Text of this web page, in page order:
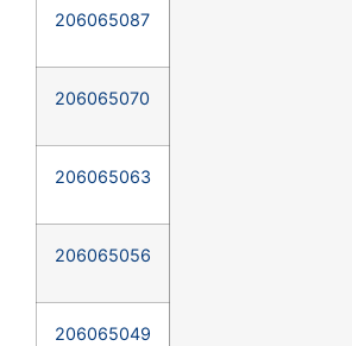
206065087
206065070
206065063
206065056
206065049